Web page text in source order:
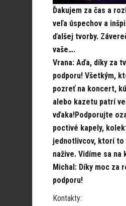
Ďakujem za čas a
veľa úspechov a
ďalšej tvorby.
vaše….
Vrana: Aďa, díky za
podporu! Všetkým,
pozreť na koncert,
alebo kazetu patrí
vďaka!Podporujte
poctivé kapely,
jednotlivcov, ktorí to
nažive. Vidíme sa
Michal: Díky moc za
podporu!
Kontakty: